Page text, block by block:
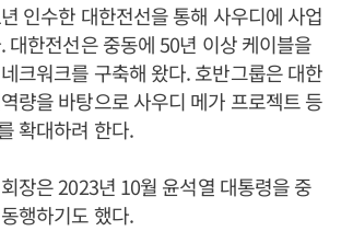
인수한 대한전선을 통해 사우디에 사업
대한전선은 중동에 50년 이상 케이블을
크워크를 구축해 왔다. 호반그룹은 대한
량을 바탕으로 사우디 메가 프로젝트 등
확대하려 한다.
장은 2023년 10월 윤석열 대통령을 중
행하기도 했다.